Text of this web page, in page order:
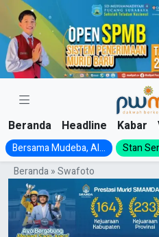
Skip
content
Beranda Headline Kabar
Bersama Mudeba, Al... Stan
Beranda»Swafoto